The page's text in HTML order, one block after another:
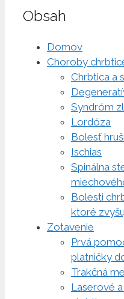
Obsah
Domov
Choroby
Chrbtica a
Syndróm
Lordóza
Bolesť
Ischias
Spinálna
Bolesti
ktoré
Zotavenie
Prvá
platničky
Trakčná
Laserové